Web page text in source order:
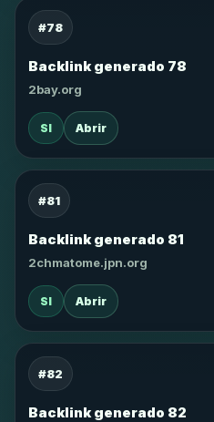
#78
Backlink generado 78
2bay.org
SI Abrir
#81
Backlink generado 81
2chmatome.jpn.org
SI Abrir
#82
Backlink generado 82